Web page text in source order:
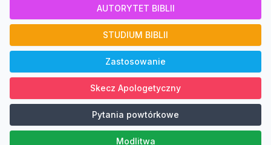
AUTORYTET BIBLII
STUDIUM BIBLII
Zastosowanie
Skecz Apologetyczny
Pytania powtórkowe
Modlitwa